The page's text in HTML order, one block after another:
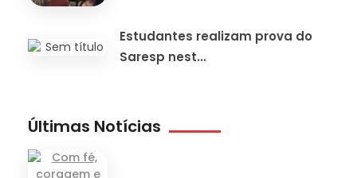
Estudantes realizam prova do
Saresp nest...
Últimas Notícias